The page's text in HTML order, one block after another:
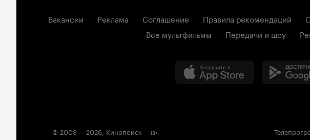
Вакансии Реклама Соглашение Правила рекомендаций
Все мультфильмы
Передачи и шоу
© 2003 —2026, Кинопоиск 18+